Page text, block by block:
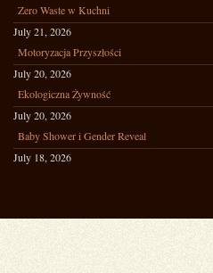
Zero Waste w Kuchni
July 21, 2026
Motoryzacja Przyszłości
July 20, 2026
Ekologiczna Żywność
July 20, 2026
Baby Shower i Gender Reveal
July 18, 2026